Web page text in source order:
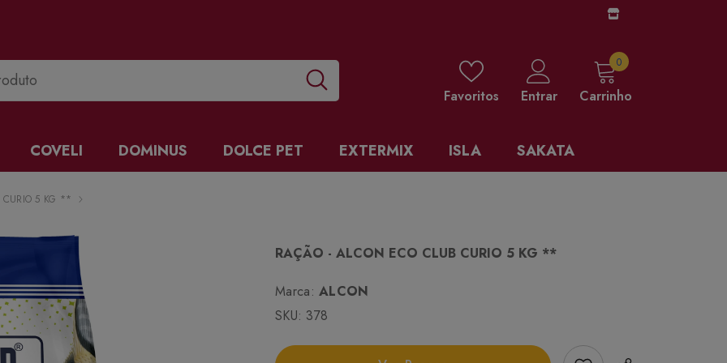
Favoritos Entrar Carrinho
00 items
COVELI DOMINUS DOLCE PET EXTERMIX ISLA SAKATA
CURIO 5 KG **
RAÇÃO - ALCON ECO CLUB CURIO 5 KG **
Marca: ALCON
SKU: 378